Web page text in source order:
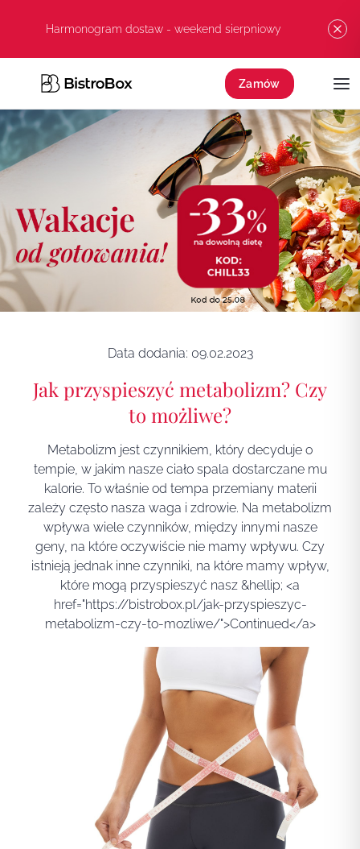
Harmonogram dostaw - weekend sierpniowy
Zamów
Data dodania: 09.02.2023
Jak przyspieszyć metabolizm? Czy
to możliwe?
Metabolizm jest czynnikiem, który decyduje o
tempie, w jakim nasze ciało spala dostarczane mu
kalorie. To właśnie od tempa przemiany materii
zależy często nasza waga i zdrowie. Na metabolizm
wpływa wiele czynników, między innymi nasze
geny, na które oczywiście nie mamy wpływu. Czy
istnieją jednak inne czynniki, na które mamy wpływ,
które mogą przyspieszyć nasz &hellip; <a
href="https://bistrobox.pl/jak-przyspieszyc-
metabolizm-czy-to-mozliwe/">Continued</a>